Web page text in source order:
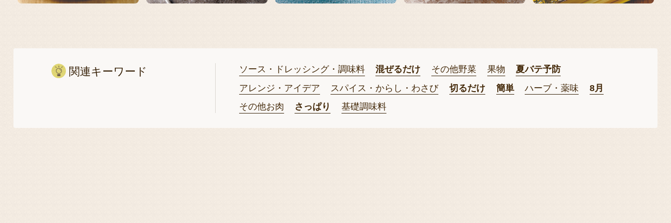
関連キーワード ソース・ドレッシング・調味料 混ぜるだけ その他野菜 果物
夏バテ予防
アレンジ・アイデア
スパイス・からし・わさび 切るだけ 簡単 ハーブ・薬味
8月
その他お肉
さっぱり 基礎調味料